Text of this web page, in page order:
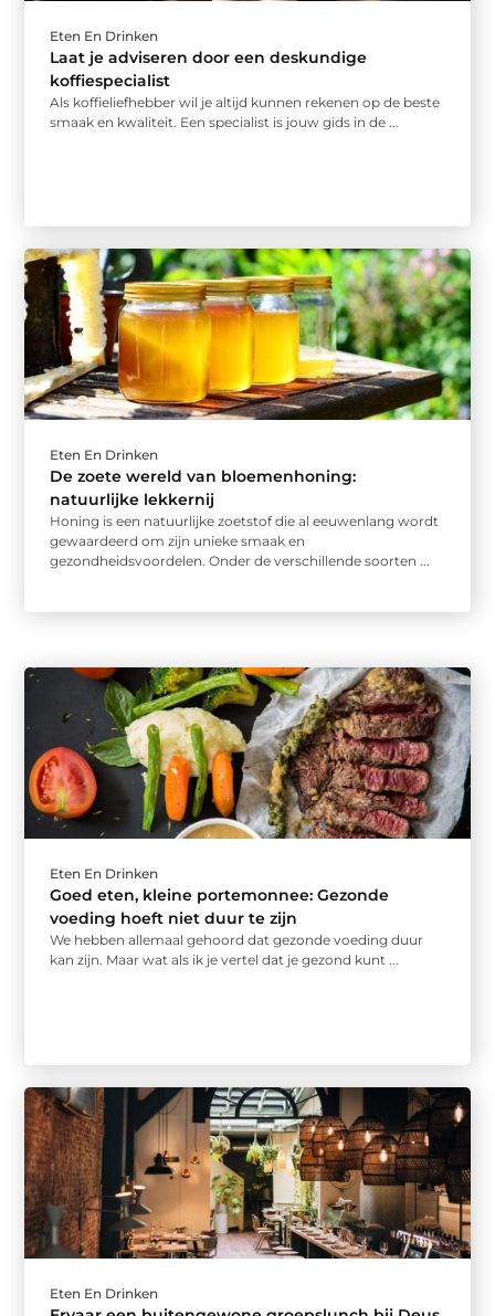
Eten En Drinken
Laat je adviseren door een deskundige
koffiespecialist
Als koffieliefhebber wil je altijd kunnen rekenen op de beste
smaak en kwaliteit. Een specialist is jouw gids in de ...
Eten En Drinken
De zoete wereld van bloemenhoning:
natuurlijke lekkernij
Honing is een natuurlijke zoetstof die al eeuwenlang wordt
gewaardeerd om zijn unieke smaak en
gezondheidsvoordelen. Onder de verschillende soorten ...
Eten En Drinken
Goed eten, kleine portemonnee: Gezonde
voeding hoeft niet duur te zijn
We hebben allemaal gehoord dat gezonde voeding duur
kan zijn. Maar wat als ik je vertel dat je gezond kunt ...
Eten En Drinken